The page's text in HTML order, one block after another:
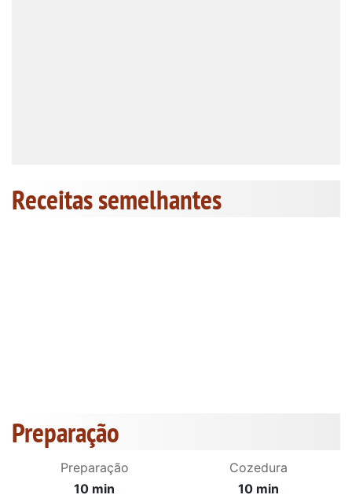
Receitas semelhantes
Preparação
Preparação
10 min
Cozedura
10 min